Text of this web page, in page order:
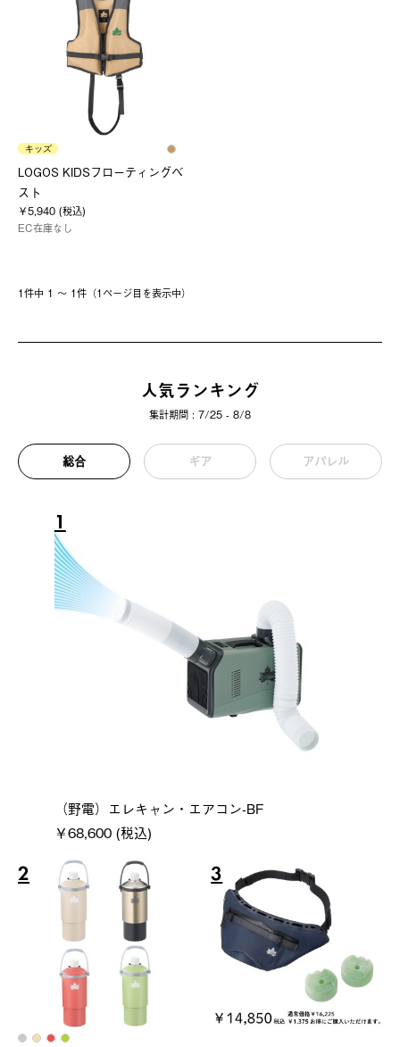
キッズ
LOGOS KIDSフローティングベ
スト
￥5,940 (税込)
EC在庫なし
1件中 1 〜 1件（1ページ⽬を表⽰中）
人気ランキング
集計期間 : 7/25 - 8/8
総合 ギア アパレル
1
（野電）エレキャン・エアコン-BF
￥68,600 (税込)
2 3